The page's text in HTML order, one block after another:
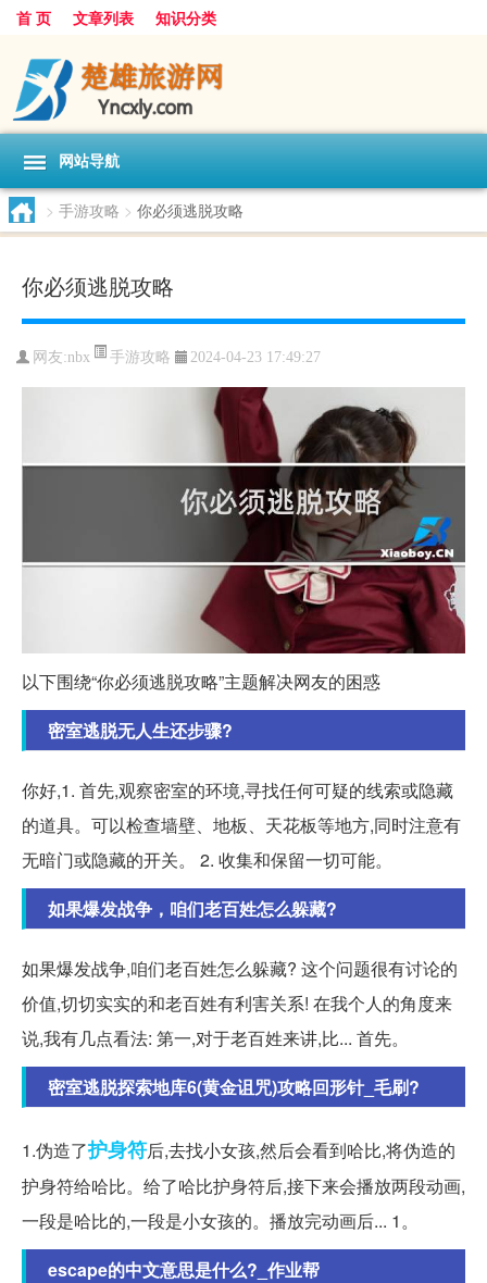
首 页 文章列表 知识分类
网站导航
> 手游攻略 > 你必须逃脱攻略
你必须逃脱攻略
网友:nbx 手游攻略 2024-04-23 17:49:27
以下围绕“你必须逃脱攻略”主题解决网友的困惑
密室逃脱无人生还步骤?
你好,1. 首先,观察密室的环境,寻找任何可疑的线索或隐藏
的道具。可以检查墙壁、地板、天花板等地方,同时注意有
无暗门或隐藏的开关。 2. 收集和保留一切可能。
如果爆发战争，咱们老百姓怎么躲藏?
如果爆发战争,咱们老百姓怎么躲藏? 这个问题很有讨论的
价值,切切实实的和老百姓有利害关系! 在我个人的角度来
说,我有几点看法: 第一,对于老百姓来讲,比... 首先。
密室逃脱探索地库6(黄金诅咒)攻略回形针_毛刷?
1.伪造了护身符后,去找小女孩,然后会看到哈比,将伪造的
护身符给哈比。给了哈比护身符后,接下来会播放两段动画,
一段是哈比的,一段是小女孩的。播放完动画后... 1。
escape的中文意思是什么?_作业帮